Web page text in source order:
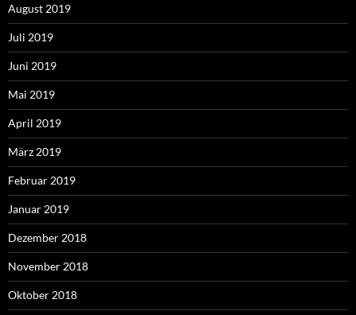
August 2019
Juli 2019
Juni 2019
Mai 2019
April 2019
März 2019
Februar 2019
Januar 2019
Dezember 2018
November 2018
Oktober 2018